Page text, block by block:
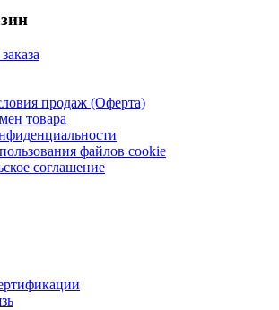
продаж (Оферта)
товара
файлов cookie
соглашение